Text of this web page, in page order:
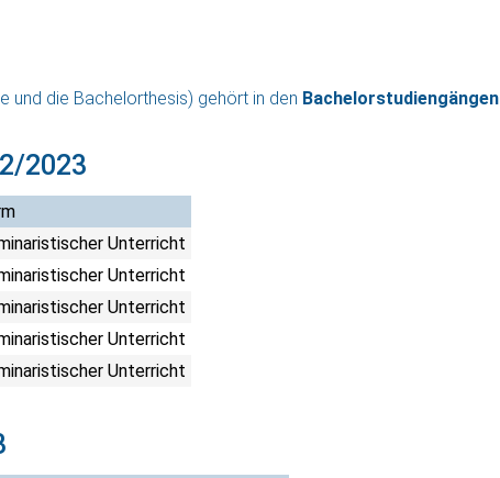
und die Bachelorthesis) gehört in den Bachelorstudiengängen
2023
Unterricht
Unterricht
Unterricht
Unterricht
Unterricht